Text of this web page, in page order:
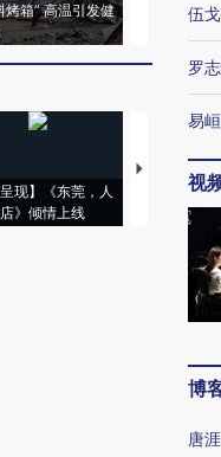
烤箱” 高温引发健
粒摇头丸
呈现】《东莞，人
》倾情上线
【推广】走
会，让数智
伍戈
罗
易峘
视
博
唐涯